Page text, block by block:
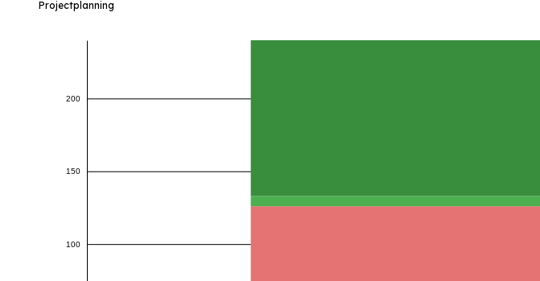
Projectplanning
100
150
200